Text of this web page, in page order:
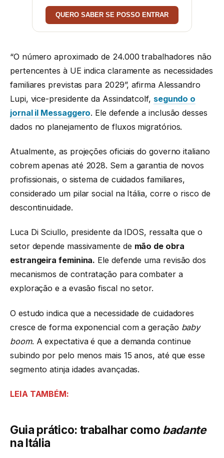
QUERO SABER SE POSSO ENTRAR
“O número aproximado de 24.000 trabalhadores não
pertencentes à UE indica claramente as necessidades
familiares previstas para 2029”, afirma Alessandro
Lupi, vice-presidente da Assindatcolf, segundo o
jornal il Messaggero. Ele defende a inclusão desses
dados no planejamento de fluxos migratórios.
Atualmente, as projeções oficiais do governo italiano
cobrem apenas até 2028. Sem a garantia de novos
profissionais, o sistema de cuidados familiares,
considerado um pilar social na Itália, corre o risco de
descontinuidade.
Luca Di Sciullo, presidente da IDOS, ressalta que o
setor depende massivamente de mão de obra
estrangeira feminina. Ele defende uma revisão dos
mecanismos de contratação para combater a
exploração e a evasão fiscal no setor.
O estudo indica que a necessidade de cuidadores
cresce de forma exponencial com a geração baby
boom. A expectativa é que a demanda continue
subindo por pelo menos mais 15 anos, até que esse
segmento atinja idades avançadas.
LEIA TAMBÉM:
Guia prático: trabalhar como badante
na Itália